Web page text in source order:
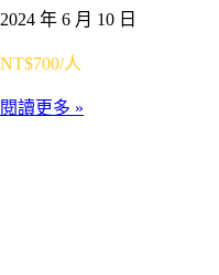
2024 年 6 月 10 日
NT$700/人
閱讀更多 »